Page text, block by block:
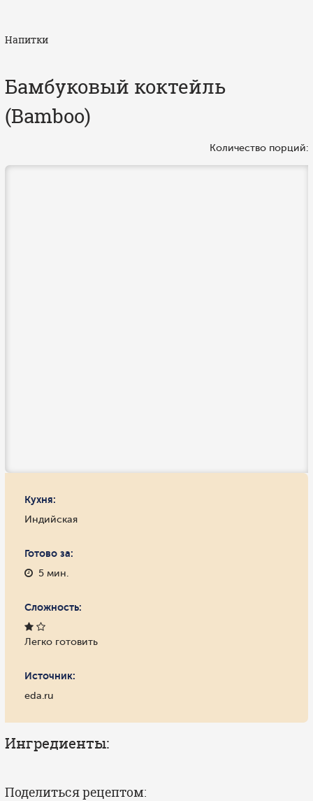
Напитки
Бамбуковый коктейль
(Bamboo)
Количество порций:
Кухня:
Индийская
Готово за:
5 мин.
Сложность:
Легко готовить
Источник:
eda.ru
Ингредиенты:
Поделиться рецептом: